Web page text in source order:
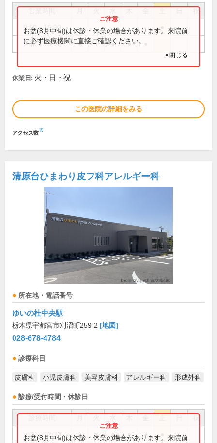
祝
9:00～16:00
9:00～18:00 ● ● ●
お盆(8月中旬)は休診・休業の場合があります。来院前
に必ず医療機関に直接ご確認ください。
×閉じる
休業日: 火・日・祝
この医院の詳細をみる
アクセス数※
清原台ひまわり皮フ科アレルギー科
所在地・電話番号
ゆいの杜中央駅
栃木県宇都宮市刈沼町259-2 [地図]
028-678-4784
診療科目
皮膚科 小児皮膚科 美容皮膚科 アレルギー科 形成外科
診療/受付時間・休診日
祝
9:00～12:30 ● ● ● ● ●
お盆(8月中旬)は休診・休業の場合があります。来院前